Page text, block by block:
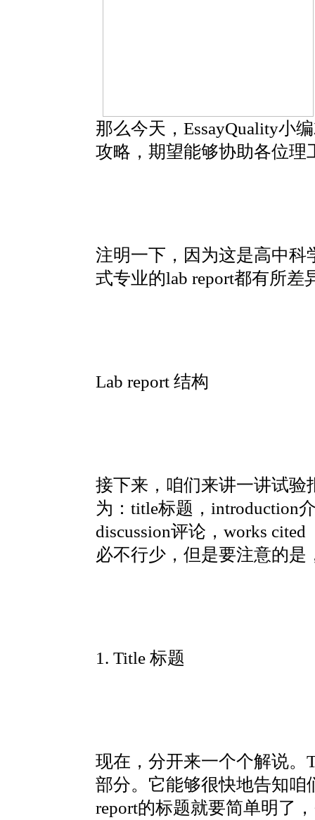
那么今天，EssayQuality小
攻略，期望能够协助各位理
注明一下，因为这是高中科
式专业的lab report都有所差
Lab report 结构
接下来，咱们来讲一讲试验
为：title标题，introduction
discussion评论，works
必不行少，但是要注意的是
1. Title 标题
现在，分开来一个个解说。
部分。它能够很快地告知咱
report的标题就要简单明了